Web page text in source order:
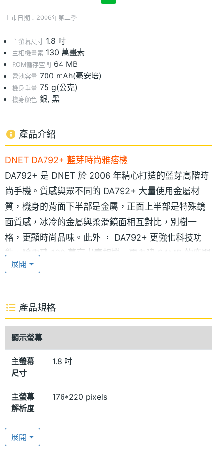
上市日期：2006年第二季
主螢幕尺寸 1.8 吋
主相機畫素 130 萬畫素
ROM儲存空間 64 MB
電池容量 700 mAh(毫安培)
機身重量 75 g(公克)
機身顏色 銀, 黑
產品介紹
DNET DA792+ 藍芽時尚雅痞機
DA792+ 是 DNET 於 2006 年精心打造的藍芽高階時
尚手機。質感與眾不同的 DA792+ 大量使用金屬材
質，機身的背面下半部是金屬，正面上半部是特殊鏡
面質感，冰冷的金屬與柔滑鏡面相互對比，別樹一
格，更顯時尚品味。此外 ， DA792+ 更強化科技功
能，除內建 130 萬高畫素相機、更內建 64MB 的空間
可以支援多種多媒體檔案格式外，同時具備超強藍芽
Radio 收音機，可儲存 20 組喜愛的頻道，是聆聽音
DNET DA792+ 功能特色:
◎ 直立式造型設計
◎ 大量金屬材質打造
◎ 1.8 吋 26 萬色 TFT LCD
展開
產品規格
顯示螢幕
主螢幕
尺寸
1.8 吋
主螢幕
解析度
176*220 pixels
主螢幕
材質
展開